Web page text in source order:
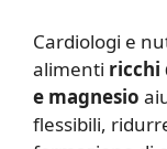
Cardiologi e
alimenti ricchi
e magnesio
flessibili,